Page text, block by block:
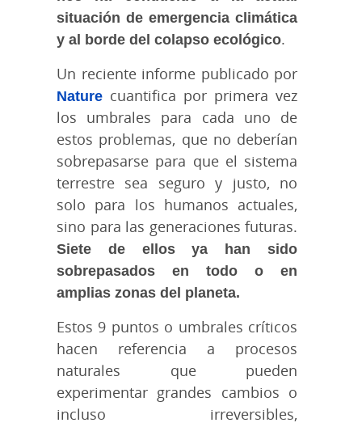
situación de emergencia climática
y al borde del colapso ecológico.
Un reciente informe publicado por
Nature cuantifica por primera vez
los umbrales para cada uno de
estos problemas, que no deberían
sobrepasarse para que el sistema
terrestre sea seguro y justo, no
solo para los humanos actuales,
sino para las generaciones futuras.
Siete de ellos ya han sido
sobrepasados en todo o en
amplias zonas del planeta.
Estos 9 puntos o umbrales críticos
hacen referencia a procesos
naturales que pueden
experimentar grandes cambios o
incluso irreversibles,